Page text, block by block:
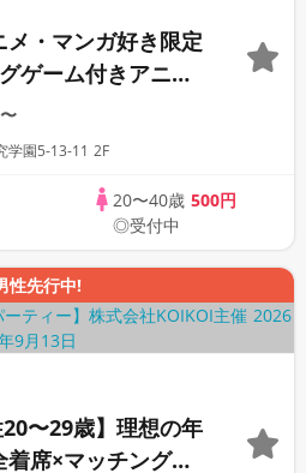
メ・マンガ好き限定
ゲーム付きアニメ
学園5-13-11 2F
20〜40歳 500円
◎受付中
性先行中!
20〜29歳】理想の年
席×マッチングゲ